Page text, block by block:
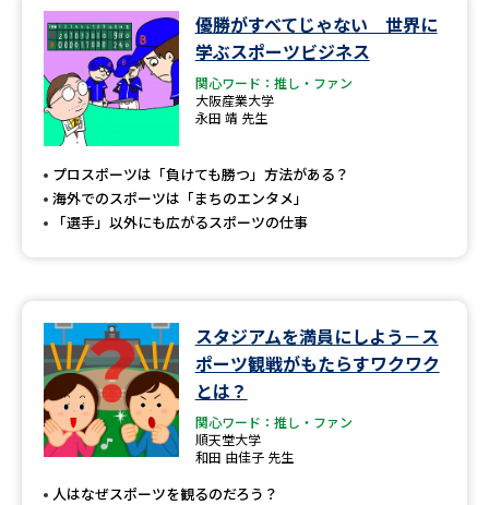
特定商取引表記
テレメール進学カタログ
訂正のご案内
優勝がすべてじゃない 世界に
学ぶスポーツビジネス
関心ワード：推し・ファン
大阪産業大学
永田 靖 先生
プロスポーツは「負けても勝つ」方法がある？
海外でのスポーツは「まちのエンタメ」
「選手」以外にも広がるスポーツの仕事
スタジアムを満員にしよう－ス
ポーツ観戦がもたらすワクワク
とは？
関心ワード：推し・ファン
順天堂大学
和田 由佳子 先生
人はなぜスポーツを観るのだろう？